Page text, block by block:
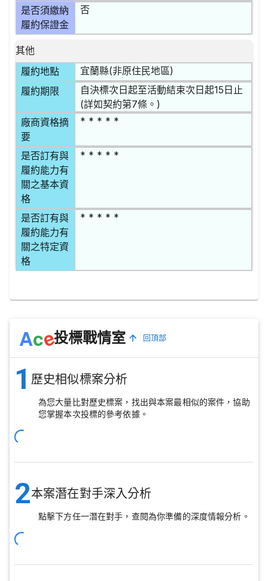
是否須繳納
履約保證金
否
其他
履約地點
宜蘭縣(非原住民地區)
履約期限
自決標次日起至活動結束次日起15日止
(詳如契約第7條。)
廠商資格摘
要
* * * * *
是否訂有與
履約能力有
關之基本資
格
* * * * *
是否訂有與
履約能力有
關之特定資
格
* * * * *
Ace投標戰情室 回頂部
1 歷史相似標案分析
為您大量比對歷史標案，找出與本案最相似的案件，協助
您掌握本次投標的參考依據。
2本案潛在對手深入分析
點擊下方任一潛在對手，查閱為你準備的深度情報分析。